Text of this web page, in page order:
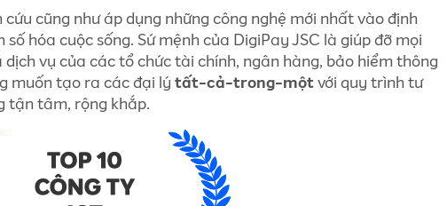
cũng như áp dụng những công nghệ mới nhất vào định
hóa cuộc sống. Sứ mệnh của DigiPay JSC là giúp đỡ mọi
vụ của các tổ chức tài chính, ngân hàng, bảo hiểm thông
muốn tạo ra các đại lý tất-cả-trong-một với quy trình tư
tận tâm, rộng khắp.